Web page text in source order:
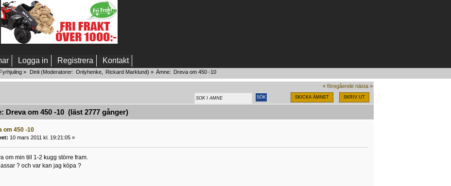
Logga in Registrera Kontakt
» Dinli(Moderatorer: Onlyhenke, Rickard Marklund) » Ämne: Dreva om 450 -10
« föregående nästa »
SKICKA ÄMNET SKRIV UT
Dreva om 450 -10 (läst 2777 gånger)
om 450 -10
10 mars 2011 kl. 19:21:05 »
om min till 1-2 kugg större fram.
? och var kan jag köpa ?